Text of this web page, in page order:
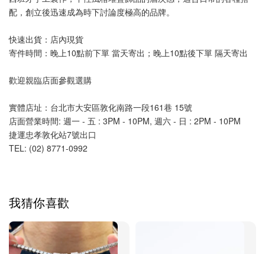
配，創立後迅速成為時下討論度極高的品牌。
快速出貨：店內現貨
寄件時間：晚上10點前下單 當天寄出；晚上10點後下單 隔天寄出
歡迎親臨店面參觀選購
實體店址：台北市大安區敦化南路一段161巷 15號
店面營業時間: 週一 - 五 : 3PM - 10PM, 週六 - 日 : 2PM - 10PM
捷運忠孝敦化站7號出口
TEL: (02) 8771-0992
我猜你喜歡